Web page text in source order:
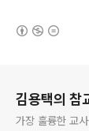
김용택의 참
가장 훌륭한 교